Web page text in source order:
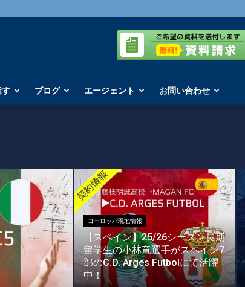
す ブログ エージェント お問い合わせ
ヨーロッパ現地情報
【スペイン】25/26シーズン長期
留学生の小林竜選手がスペイン7
部のC.D. Arges Futbolにて活躍
中！